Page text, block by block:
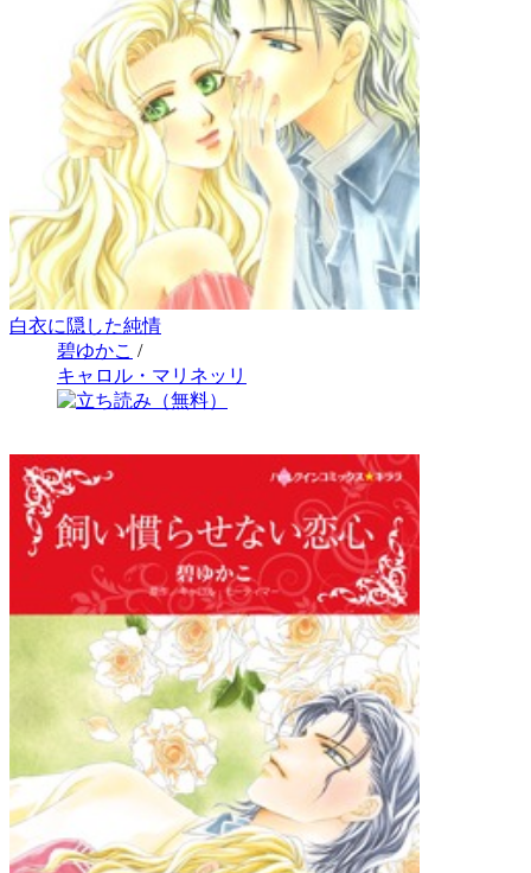
白衣に隠した純情
碧ゆかこ /
キャロル・マリネッリ